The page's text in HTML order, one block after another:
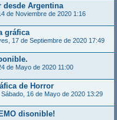
desde Argentina
de Noviembre de 2020 1:16
gráfica
17 de Septiembre de 2020 17:49
de Mayo de 2020 11:00
de Horror
Sábado, 16 de Mayo de 2020 13:29
disonible!